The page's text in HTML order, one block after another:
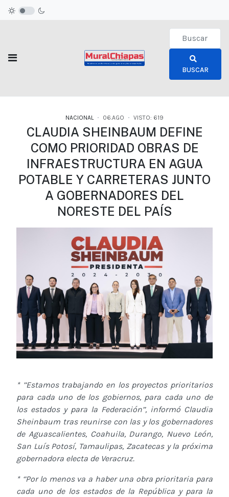
Type 2 or
BUSCAR
NACIONAL 06.AGO VISTO: 619
CLAUDIA SHEINBAUM DEFINE
COMO PRIORIDAD OBRAS DE
INFRAESTRUCTURA EN AGUA
POTABLE Y CARRETERAS JUNTO
A GOBERNADORES DEL
NORESTE DEL PAÍS
* ’’Estamos trabajando en los proyectos prioritarios
para cada uno de los gobiernos, para cada uno de
los estados y para la Federación’’, informó Claudia
Sheinbaum tras reunirse con las y los gobernadores
de Aguascalientes, Coahuila, Durango, Nuevo León,
San Luís Potosí, Tamaulipas, Zacatecas y la próxima
gobernadora electa de Veracruz.
* ‘’Por lo menos va a haber una obra prioritaria para
cada uno de los estados de la República y para la